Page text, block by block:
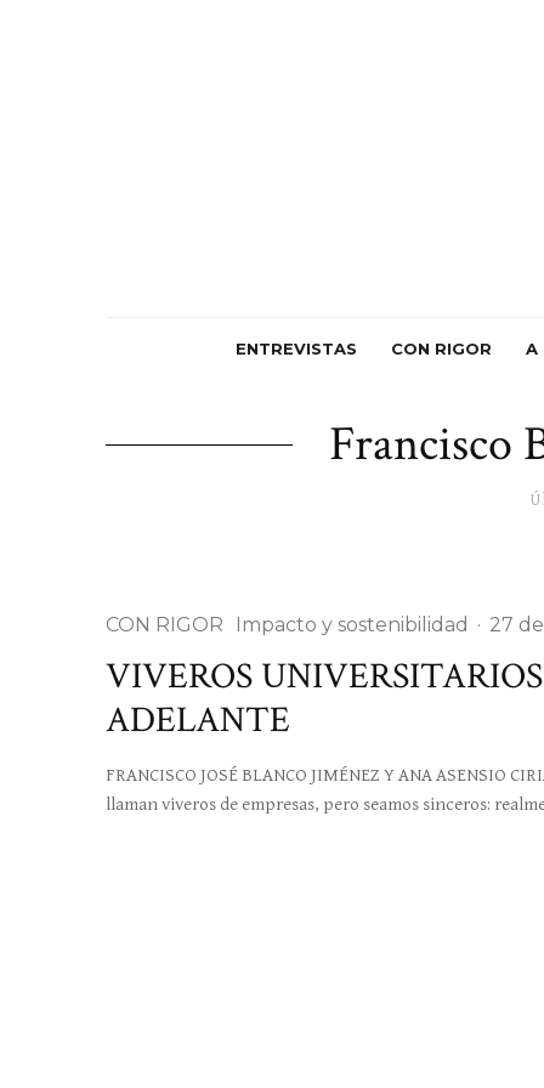
ENTREVISTAS CON RIGOR A
Francisco
CON RIGOR Impacto y sostenibilidad · 27
VIVEROS
ADELANTE
FRANCISCO JOSÉ BLANCO JIMÉNEZ Y ANA ASENSIO
llaman viveros de empresas, pero seamos sinceros: